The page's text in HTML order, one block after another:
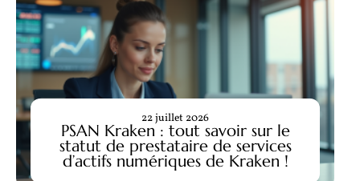
PSAN Kraken : tout savoir sur le
statut de prestataire de services
d’actifs numériques de Kraken !
22 juillet 2026